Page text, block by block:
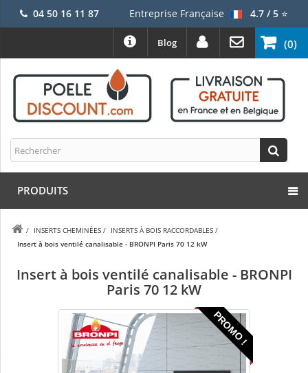
04 50 16 11 87 Entreprise Française 4.7 / 5⭐
(0)
Blog
PRODUITS
/ INSERTS CHEMINÉES / INSERTS À BOIS RACCORDABLES /
Insert à bois ventilé canalisable - BRONPI Paris 70 12 kW
Insert à bois ventilé canalisable - BRONPI
Paris 70 12 kW
PROMO !